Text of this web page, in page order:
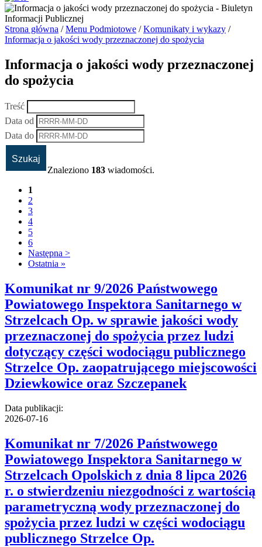
Strona główna /Menu Podmiotowe /Komunikaty i wykazy /
Informacja o jakości wody przeznaczonej do spożycia
Informacja o jakości wody przeznaczonej
do spożycia
Treść
Data od
Data do
Znaleziono 183 wiadomości.
1
2
3
4
5
6
Następna >
Ostatnia »
Komunikat nr 9/2026 Państwowego
Powiatowego Inspektora Sanitarnego w
Strzelcach Op. w sprawie jakości wody
przeznaczonej do spożycia przez ludzi
dotyczący części wodociągu publicznego
Strzelce Op. zaopatrującego miejscowości
Dziewkowice oraz Szczepanek
Data publikacji:
2026-07-16
Komunikat nr 7/2026 Państwowego
Powiatowego Inspektora Sanitarnego w
Strzelcach Opolskich z dnia 8 lipca 2026
r. o stwierdzeniu niezgodności z wartością
parametryczną wody przeznaczonej do
spożycia przez ludzi w części wodociągu
publicznego Strzelce Op.